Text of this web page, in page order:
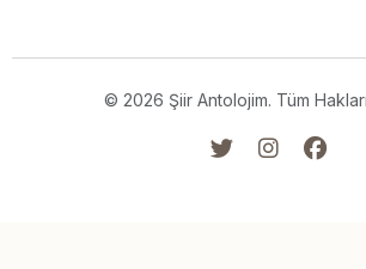
© 2026 Şiir Antolojim. Tüm Hakları